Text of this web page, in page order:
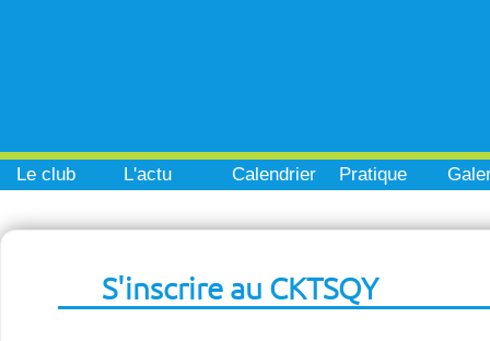
Le club L'actu Calendrier Pratique
S'inscrire au CKTSQY